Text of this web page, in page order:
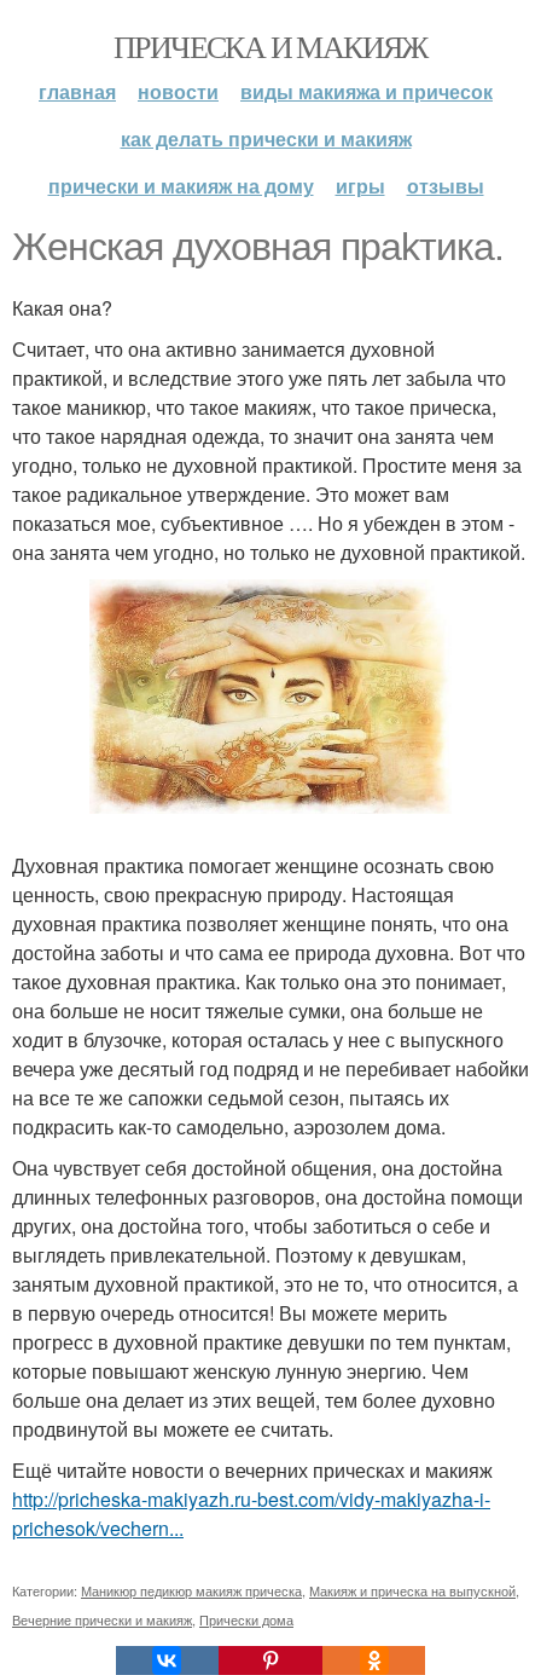
ПРИЧЕСКА И МАКИЯЖ
главная новости
виды макияжа и причесок
как делать прически и макияж
прически и макияж на дому
игры отзывы
Женская духовная прakтика.
Какая она?
Считает, что она активно занимается духовной
практикой, и вследствие этого уже пять лет забыла что
такое маникюр, что такое макияж, что такое прическа,
что такое нарядная одежда, то значит она занята чем
угодно, только не духовной практикой. Простите меня за
такое радикальное утверждение. Это может вам
показаться мое, субъективное …. Но я убежден в этом -
она занята чем угодно, но только не духовной практикой.
Духовная практика помогает женщине осознать свою
ценность, свою прекрасную природу. Настоящая
духовная практика позволяет женщине понять, что она
достойна заботы и что сама ее природа духовна. Вот что
такое духовная практика. Как только она это понимает,
она больше не носит тяжелые сумки, она больше не
ходит в блузочке, которая осталась у нее с выпускного
вечера уже десятый год подряд и не перебивает набойки
на все те же сапожки седьмой сезон, пытаясь их
подкрасить как-то самодельно, аэрозолем дома.
Она чувствует себя достойной общения, она достойна
длинных телефонных разговоров, она достойна помощи
других, она достойна того, чтобы заботиться о себе и
выглядеть привлекательной. Поэтому к девушкам,
занятым духовной практикой, это не то, что относится, а
в первую очередь относится! Вы можете мерить
прогресс в духовной практике девушки по тем пунктам,
которые повышают женскую лунную энергию. Чем
больше она делает из этих вещей, тем более духовно
продвинутой вы можете ее считать.
Ещё читайте новости о вечерних прическах и макияж
http://pricheska-makiyazh.ru-best.com/vidy-makiyazha-i-
prichesok/vechern...
Категории: Маникюр педикюр макияж прическа Макияж и прическа на выпускной
Вечерние прически и макияж Прически дома